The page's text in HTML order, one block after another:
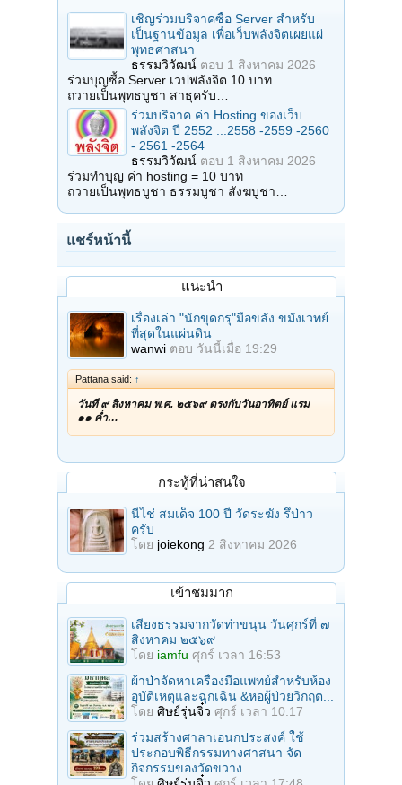
เชิญร่วมบริจาคซื้อ Server สำหรับ
เป็นฐานข้อมูล เพื่อเว็บพลังจิตเผยแผ่
พุทธศาสนา
ธรรมวิวัฒน์ ตอบ 1 สิงหาคม 2026
ร่วมบุญซื้อ Server เวปพลังจิต 10 บาท
ถวายเป็นพุทธบูชา สาธุครับ…
ร่วมบริจาค ค่า Hosting ของเว็บ
พลังจิต ปี 2552 ...2558 -2559 -2560
- 2561 -2564
ธรรมวิวัฒน์ ตอบ 1 สิงหาคม 2026
ร่วมทำบุญ ค่า hosting = 10 บาท
ถวายเป็นพุทธบูชา ธรรมบูชา สังฆบูชา…
แชร์หน้านี้
แนะนำ
เรื่องเล่า "นักขุดกรุ"มือขลัง ขมังเวทย์
ที่สุดในแผ่นดิน
wanwi ตอบ วันนี้เมื่อ 19:29
Pattana said: ↑
วันที่ ๙ สิงหาคม พ.ศ. ๒๕๖๙ ตรงกับวันอาทิตย์ แรม
๑๑ ค่ำ…
กระทู้ที่น่าสนใจ
นี่ไช่ สมเด็จ 100 ปี วัดระฆัง รึป่าว
ครับ
โดย joiekong 2 สิงหาคม 2026
เข้าชมมาก
เสียงธรรมจากวัดท่าขนุน วันศุกร์ที่ ๗
สิงหาคม ๒๕๖๙
โดย iamfu ศุกร์ เวลา 16:53
ผ้าป่าจัดหาเครื่องมือแพทย์สำหรับห้อง
อุบัติเหตุและฉุกเฉิน &หอผู้ป่วยวิกฤต...
โดย ศิษย์รุ่นจิ๋ว ศุกร์ เวลา 10:17
ร่วมสร้างศาลาเอนกประสงค์ ใช้
ประกอบพิธีกรรมทางศาสนา จัด
กิจกรรมของวัดขวาง...